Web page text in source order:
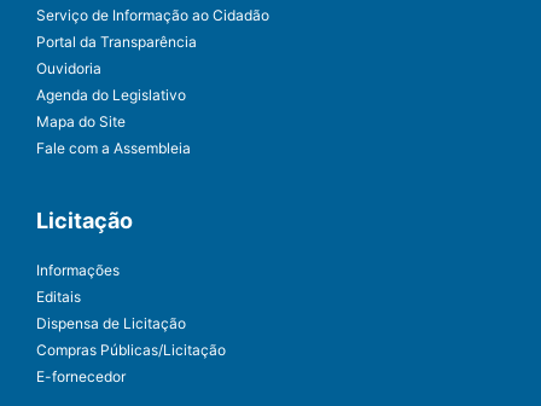
Serviço de Informação ao Cidadão
Portal da Transparência
Ouvidoria
Agenda do Legislativo
Mapa do Site
Fale com a Assembleia
Licitação
Informações
Editais
Dispensa de Licitação
Compras Públicas/Licitação
E-fornecedor